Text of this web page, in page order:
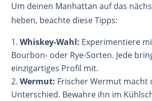
Um deinen Manhattan auf das
heben, beachte diese Tipps:
Whiskey-Wahl: Experimentiere
Bourbon- oder Rye-Sorten. Jede
einzigartiges Profil mit.
Wermut: Frischer Wermut macht
Unterschied. Bewahre ihn im